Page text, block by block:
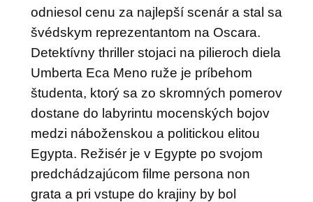
odniesol cenu za najlepší scenár a stal sa
švédskym reprezentantom na Oscara.
Detektívny thriller stojaci na pilieroch diela
Umberta Eca Meno ruže je príbehom
študenta, ktorý sa zo skromných pomerov
dostane do labyrintu mocenských bojov
medzi náboženskou a politickou elitou
Egypta. Režisér je v Egypte po svojom
predchádzajúcom filme persona non
grata a pri vstupe do krajiny by bol